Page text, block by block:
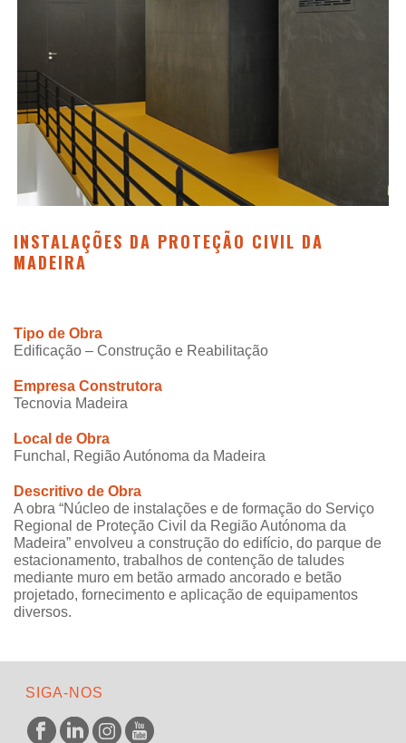
INSTALAÇÕES DA PROTEÇÃO CIVIL DA
MADEIRA
Tipo de Obra
Edificação – Construção e Reabilitação
Empresa Construtora
Tecnovia Madeira
Local de Obra
Funchal, Região Autónoma da Madeira
Descritivo de Obra
A obra “Núcleo de instalações e de formação do Serviço
Regional de Proteção Civil da Região Autónoma da
Madeira” envolveu a construção do edifício, do parque de
estacionamento, trabalhos de contenção de taludes
mediante muro em betão armado ancorado e betão
projetado, fornecimento e aplicação de equipamentos
diversos.
SIGA-NOS